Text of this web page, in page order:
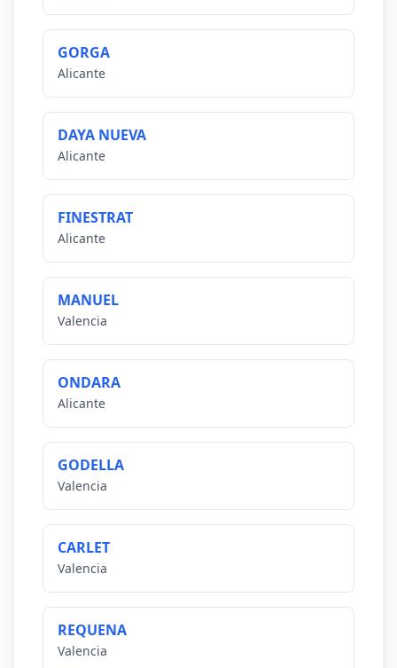
GORGA
Alicante
DAYA NUEVA
Alicante
FINESTRAT
Alicante
MANUEL
Valencia
ONDARA
Alicante
GODELLA
Valencia
CARLET
Valencia
REQUENA
Valencia